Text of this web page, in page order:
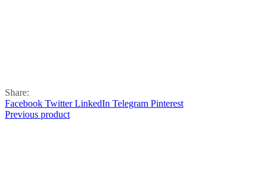
Share:
Facebook Twitter LinkedIn Telegram Pinterest
Previous product